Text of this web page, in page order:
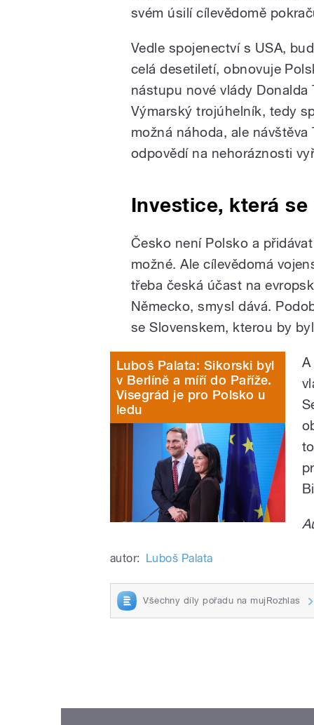
svém úsilí cílevědomě
Vedle spojenectví s USA,
celá desetiletí, obnovuje
nástupu nové vlády Donalda
Výmarský trojúhelník, tedy
možná náhoda, ale
odpovědí na nehoráznosti
Investice, která
Česko není Polsko a
možné. Ale cílevědomá
třeba česká účast na
Německo, smysl dává.
se Slovenskem, kterou by
Luboš Palata: Sikorski byl
v Berlíně a míří do Paříže.
Visegrád je pro Polsko u
ledu
A
autor: Luboš Palata
Všechny díly pořadu na mujRozhlas